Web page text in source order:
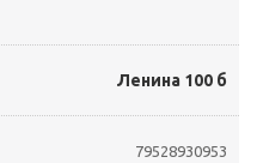
Ленина 100 б
79528930953